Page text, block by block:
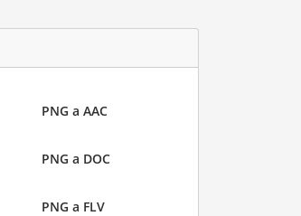
PNG a AAC
PNG a DOC
PNG a FLV